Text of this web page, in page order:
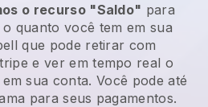
o recurso "Saldo" para
quanto você tem em sua
que pode retirar com
e ver em tempo real o
sua conta. Você pode até
para seus pagamentos.